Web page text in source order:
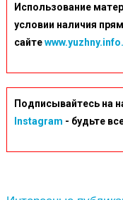
Использование
условии наличия
сайтеwww.yuzhny.info.
Подписывайтесь на
Instagram - будьте